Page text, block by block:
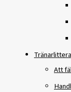
Att